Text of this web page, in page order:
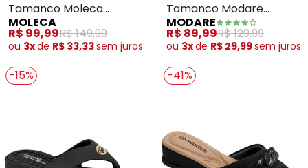
Tamanco Moleca
(Caramelo) em Sintético
MOLECA
R$ 99,99R$ 149,99
ou 3xde R$ 33,33sem juros
Tamanco Modare
(Preto) em Sintético
MODARE
R$ 89,99R$ 129,99
ou 3xde R$ 29,99sem juros
-15% -41%